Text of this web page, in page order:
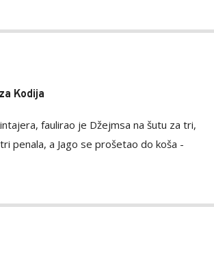
Kodija
faulirao je Džejmsa na šutu za tri,
penala, a Jago se prošetao do koša -